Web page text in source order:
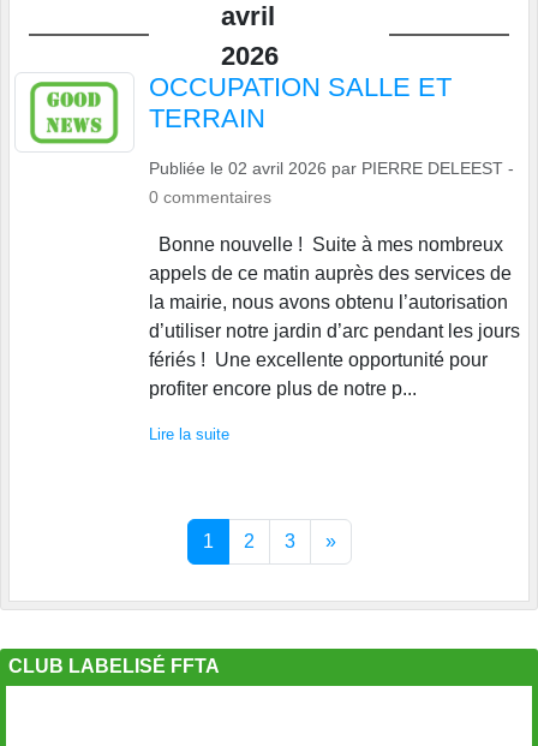
avril
2026
OCCUPATION SALLE ET
TERRAIN
Publiée le 02 avril 2026 par PIERRE DELEEST -
0 commentaires
Bonne nouvelle ! Suite à mes nombreux
appels de ce matin auprès des services de
la mairie, nous avons obtenu l’autorisation
d’utiliser notre jardin d’arc pendant les jours
fériés ! Une excellente opportunité pour
profiter encore plus de notre p...
Lire la suite
1 2 3 »
CLUB LABELISÉ FFTA